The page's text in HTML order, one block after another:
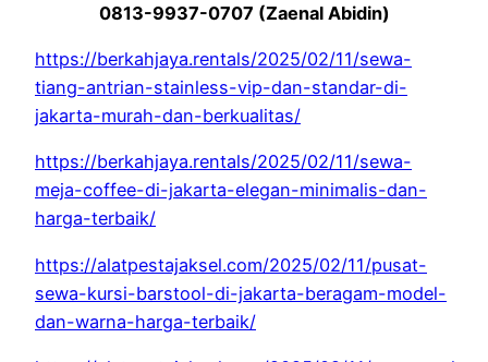
0813-9937-0707 (Zaenal Abidin)
https://berkahjaya.rentals/2025/02/11/sewa-
tiang-antrian-stainless-vip-dan-standar-di-
jakarta-murah-dan-berkualitas/
https://berkahjaya.rentals/2025/02/11/sewa-
meja-coffee-di-jakarta-elegan-minimalis-dan-
harga-terbaik/
https://alatpestajaksel.com/2025/02/11/pusat-
sewa-kursi-barstool-di-jakarta-beragam-model-
dan-warna-harga-terbaik/